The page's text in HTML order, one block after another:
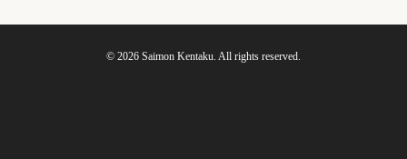
© 2026 Saimon Kentaku. All rights reserved.